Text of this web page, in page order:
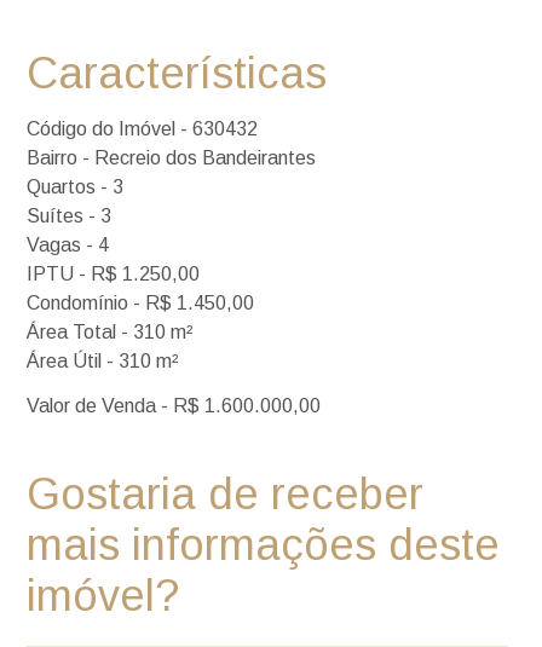
Características
Código do Imóvel - 630432
Bairro - Recreio dos Bandeirantes
Quartos - 3
Suítes - 3
Vagas - 4
IPTU - R$ 1.250,00
Condomínio - R$ 1.450,00
Área Total - 310 m²
Área Útil - 310 m²
Valor de Venda - R$ 1.600.000,00
Gostaria de receber
mais informações deste
imóvel?